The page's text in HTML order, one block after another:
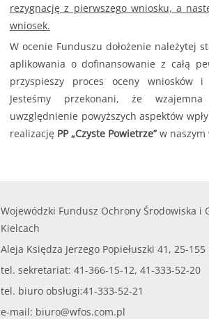
rezygnację z pierwszego wniosku, a
wniosek.
W ocenie Funduszu dołożenie należytej
aplikowania o dofinansowanie z całą
przyspieszy proces oceny wniosków i
Jesteśmy przekonani, że wzajemna
uwzględnienie powyższych aspektów
realizację PP „Czyste Powietrze”w naszym
Wojewódzki Fundusz Ochrony Środowiska i
Kielcach
Aleja Księdza Jerzego Popiełuszki 41, 25-155
tel. sekretariat: 41-366-15-12, 41-333-52-20
tel. biuro obsługi:41-333-52-21
e-mail: biuro@wfos.com.pl